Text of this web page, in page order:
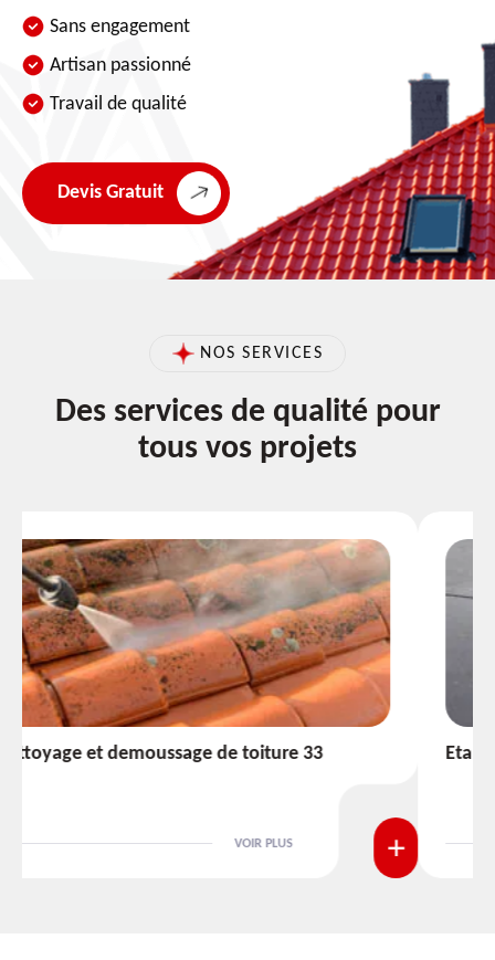
Sans engagement
Artisan passionné
Travail de qualité
Devis Gratuit
NOS SERVICES
Des services de qualité pour
tous vos projets
Etanchéité toiture 33
VOIR PLUS